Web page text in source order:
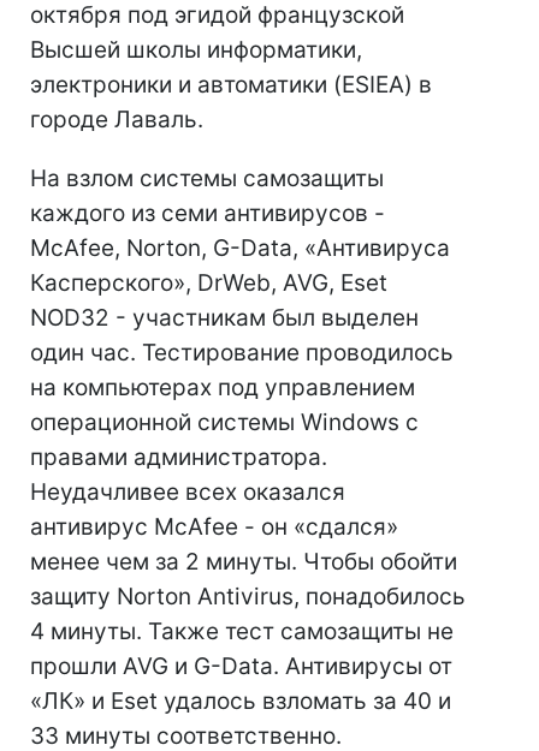
октября под эгидой французской
Высшей школы информатики,
электроники и автоматики (ESIEA) в
городе Лаваль.
На взлом системы самозащиты
каждого из семи антивирусов -
McAfee, Norton, G-Data, «Антивируса
Касперского», DrWeb, AVG, Eset
NOD32 - участникам был выделен
один час. Тестирование проводилось
на компьютерах под управлением
операционной системы Windows с
правами администратора.
Неудачливее всех оказался
антивирус McAfee - он «сдался»
менее чем за 2 минуты. Чтобы обойти
защиту Norton Antivirus, понадобилось
4 минуты. Также тест самозащиты не
прошли AVG и G-Data. Антивирусы от
«ЛК» и Eset удалось взломать за 40 и
33 минуты соответственно.